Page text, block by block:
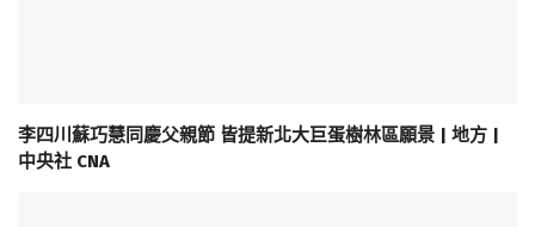
李四川蘇巧慧同慶父親節 皆提新北大巨蛋樹林區願景 | 地方 |
中央社 CNA